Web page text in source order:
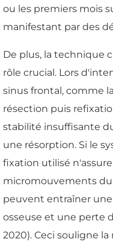
ou les premiers mois
manifestant par des
De plus, la technique
rôle crucial. Lors
sinus frontal, comme
résection puis
stabilité insuffisante
une résorption. Si le
fixation utilisé
micromouvements
peuvent entraîner
osseuse et une perte
2020). Ceci souligne